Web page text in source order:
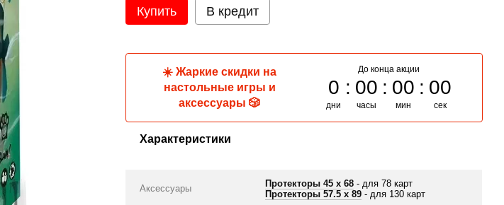
Купить В кредит
☀️ Жаркие скидки на
настольные игры и
аксессуары 🎲
До конца акции
0
дни
00
часы
00
мин
00
сек
Характеристики
Аксессуары Протекторы 45 x 68 - для 78 карт
Протекторы 57.5 х 89 - для 130 карт